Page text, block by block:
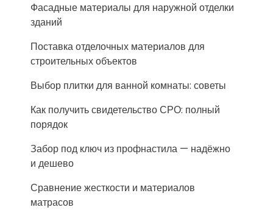
Фасадные материалы для наружной отделки
зданий
Поставка отделочных материалов для
строительных объектов
Выбор плитки для ванной комнаты: советы
Как получить свидетельство СРО: полный
порядок
Забор под ключ из профнастила — надёжно
и дешево
Сравнение жесткости и материалов
матрасов